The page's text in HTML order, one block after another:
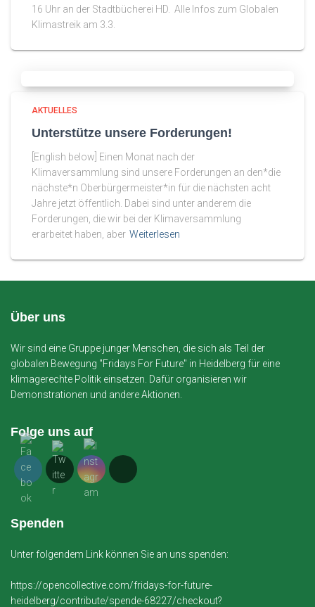
16 Uhr an der Stadtbücherei HD. Alle Infos zum Globalen
Klimastreik am 3.3.
AKTUELLES
Unterstütze unsere Forderungen!
[English below] Einen Monat nach der
Klimaversammlung sind unsere Forderungen an den*die
nächste*n Oberbürgermeister*in für die nächsten acht
Jahre jetzt öffentlich. Dabei sind unter anderem die
Forderungen, die wir bei der Klimaversammlung
erarbeitet haben, aber Weiterlesen
Über uns
Wir sind eine Gruppe junger Menschen, die sich als Teil der
globalen Bewegung "Fridays For Future" in Heidelberg für eine
klimagerechte Politik einsetzen. Dafür organisieren wir
Demonstrationen und andere Aktionen.
Folge uns auf
Spenden
Unter folgendem Link können Sie an uns spenden:
https://opencollective.com/fridays-for-future-
heidelberg/contribute/spende-68227/checkout?